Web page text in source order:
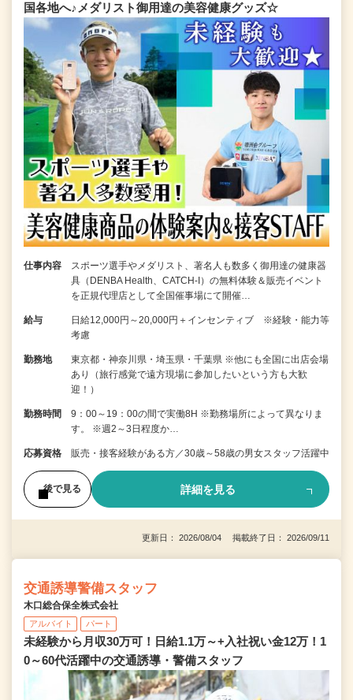
国各地へ♪メダリスト御用達の美容健康グッズ☆
仕事内容
スポーツ選手やメダリスト、著名人も数多く御用達の健康器
具（DENBA Health、CATCH-I）の無料体験＆販売イベント
を正規代理店として全国催事場にて開催…
給与
日給12,000円～20,000円＋インセンティブ ※経験・能力等
考慮
勤務地
東京都・神奈川県・埼玉県・千葉県 ※他にも全国に出店会場
あり（旅行感覚で遠方現場に参加したいという方も大歓
迎！）
勤務時間
9：00～19：00の間で実働8H ※勤務場所によって異なりま
す。 ※週2～3日程度か…
応募資格 販売・接客経験がある方／30歳～58歳の男女スタッフ活躍中
後で見る 詳細を見る
更新日： 2026/08/04 掲載終了日： 2026/09/11
交通誘導警備スタッフ
木口総合保全株式会社
アルバイト パート
未経験から月収30万可！日給1.1万～+入社祝い金12万！1
0～60代活躍中の交通誘導・警備スタッフ